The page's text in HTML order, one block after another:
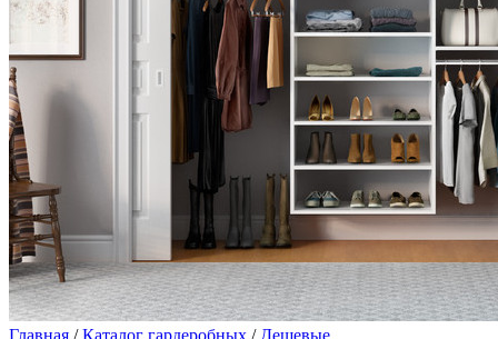
Главная /Каталог гардеробных / Дешевые